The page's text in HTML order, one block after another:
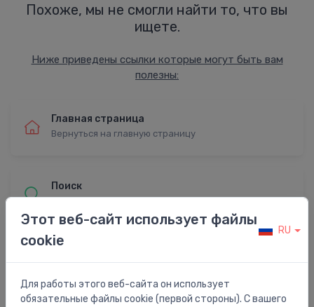
Похоже, мы не смогли найти то, что вы
ищете.
Ниже приведены ссылки которые могут быть вам
полезны:
Главная страница
Вернуться на главную страницу
Поиск
Найти с расширенным поиском
Этот веб-сайт использует файлы
cookie
RU
Для работы этого веб-сайта он использует
обязательные файлы cookie (первой стороны). С вашего